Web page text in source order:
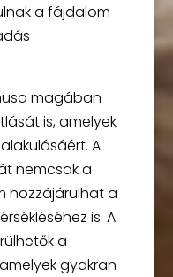
a fájdalom
magában
is, amelyek
A
nemcsak a
hozzájárulhat a
is. A
a
gyakran